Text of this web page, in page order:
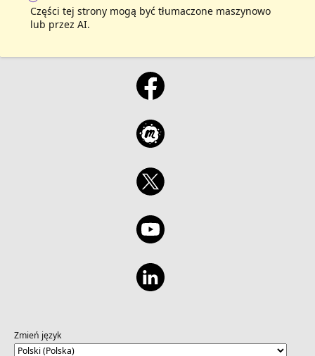
Części tej strony mogą być tłumaczone maszynowo
lub przez AI.
Zmień język